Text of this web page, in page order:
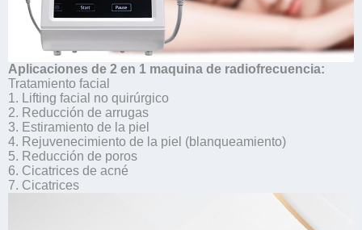
Aplicaciones de 2 en 1 maquina de radiofrecuencia:
Tratamiento facial
1. Lifting facial no quirúrgico
2. Reducción de arrugas
3. Estiramiento de la piel
4. Rejuvenecimiento de la piel (blanqueamiento)
5. Reducción de poros
6. Cicatrices de acné
7. Cicatrices